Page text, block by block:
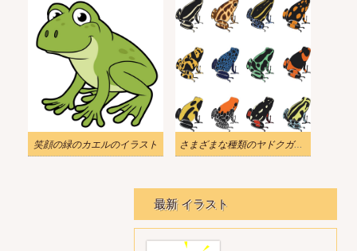
笑顔の緑のカエルのイラスト さまざまな種類のヤドクガエルのイラスト
最新 イラスト